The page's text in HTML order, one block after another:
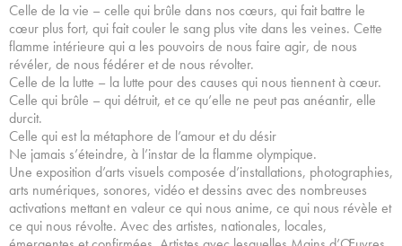
Celle de la vie – celle qui brûle dans nos cœurs, qui fait battre le
cœur plus fort, qui fait couler le sang plus vite dans les veines. Cette
flamme intérieure qui a les pouvoirs de nous faire agir, de nous
révéler, de nous fédérer et de nous révolter.
Celle de la lutte – la lutte pour des causes qui nous tiennent à cœur.
Celle qui brûle – qui détruit, et ce qu’elle ne peut pas anéantir, elle
durcit.
Celle qui est la métaphore de l’amour et du désir
Ne jamais s’éteindre, à l’instar de la flamme olympique.
Une exposition d’arts visuels composée d’installations, photographies,
arts numériques, sonores, vidéo et dessins avec des nombreuses
activations mettant en valeur ce qui nous anime, ce qui nous révèle et
ce qui nous révolte. Avec des artistes, nationales, locales,